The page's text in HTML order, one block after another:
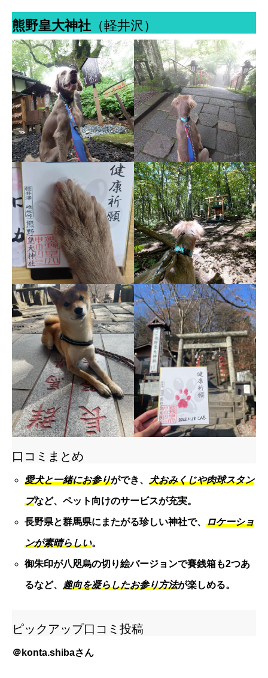
熊野皇大神社 （軽井沢）
口コミまとめ
愛犬と一緒にお参りができ、 犬おみくじや肉球スタン
プなど、ペット向けのサービスが充実。
長野県と群馬県にまたがる珍しい神社で、 ロケーショ
ンが素晴らしい。
御朱印が八咫烏の切り絵バージョンで賽銭箱も2つあ
るなど、 趣向を凝らしたお参り方法が楽しめる。
ピックアップ口コミ投稿
＠ konta.shibaさん